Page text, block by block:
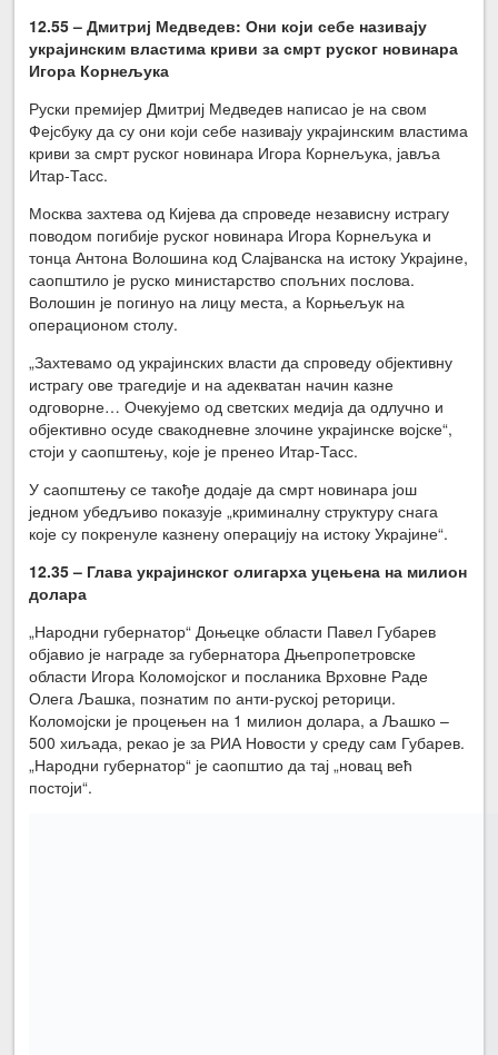
12.55 – Дмитриј Медведев: Они који себе називају
украјинским властима криви за смрт руског новинара
Игора Корнељука
Руски премијер Дмитриј Медведев написао је на свом
Фејсбуку да су они који себе називају украјинским властима
криви за смрт руског новинара Игора Корнељука, јавља
Итар-Тасс.
Москва захтева од Кијева да спроведе независну истрагу
поводом погибије руског новинара Игора Корнељука и
тонца Антона Волошина код Слајванска на истоку Украјине,
саопштило је руско министарство спољних послова.
Волошин је погинуо на лицу места, а Корњељук на
операционом столу.
„Захтевамо од украјинских власти да спроведу објективну
истрагу ове трагедије и на адекватан начин казне
одговорне… Очекујемо од светских медија да одлучно и
објективно осуде свакодневне злочине украјинске војске“,
стоји у саопштењу, које је пренео Итар-Тасс.
У саопштењу се такође додаје да смрт новинара још
једном убедљиво показује „криминалну структуру снага
које су покренуле казнену операцију на истоку Украјине“.
12.35 – Глава украјинског олигарха уцењена на милион
долара
„Народни губернатор“ Доњецке области Павел Губарев
објавио је награде за губернатора Дњепропетровске
области Игора Коломојског и посланика Врховне Раде
Олега Љашка, познатим по анти-руској реторици.
Коломојски је процењен на 1 милион долара, а Љашко –
500 хиљада, рекао је за РИА Новости у среду сам Губарев.
„Народни губернатор“ је саопштио да тај „новац већ
постоји“.